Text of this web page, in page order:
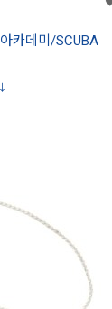
카데미/SCUBA